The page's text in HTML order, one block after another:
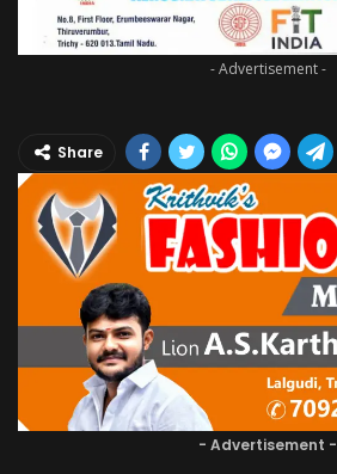
- Advertisement -
Share
- Advertisement -